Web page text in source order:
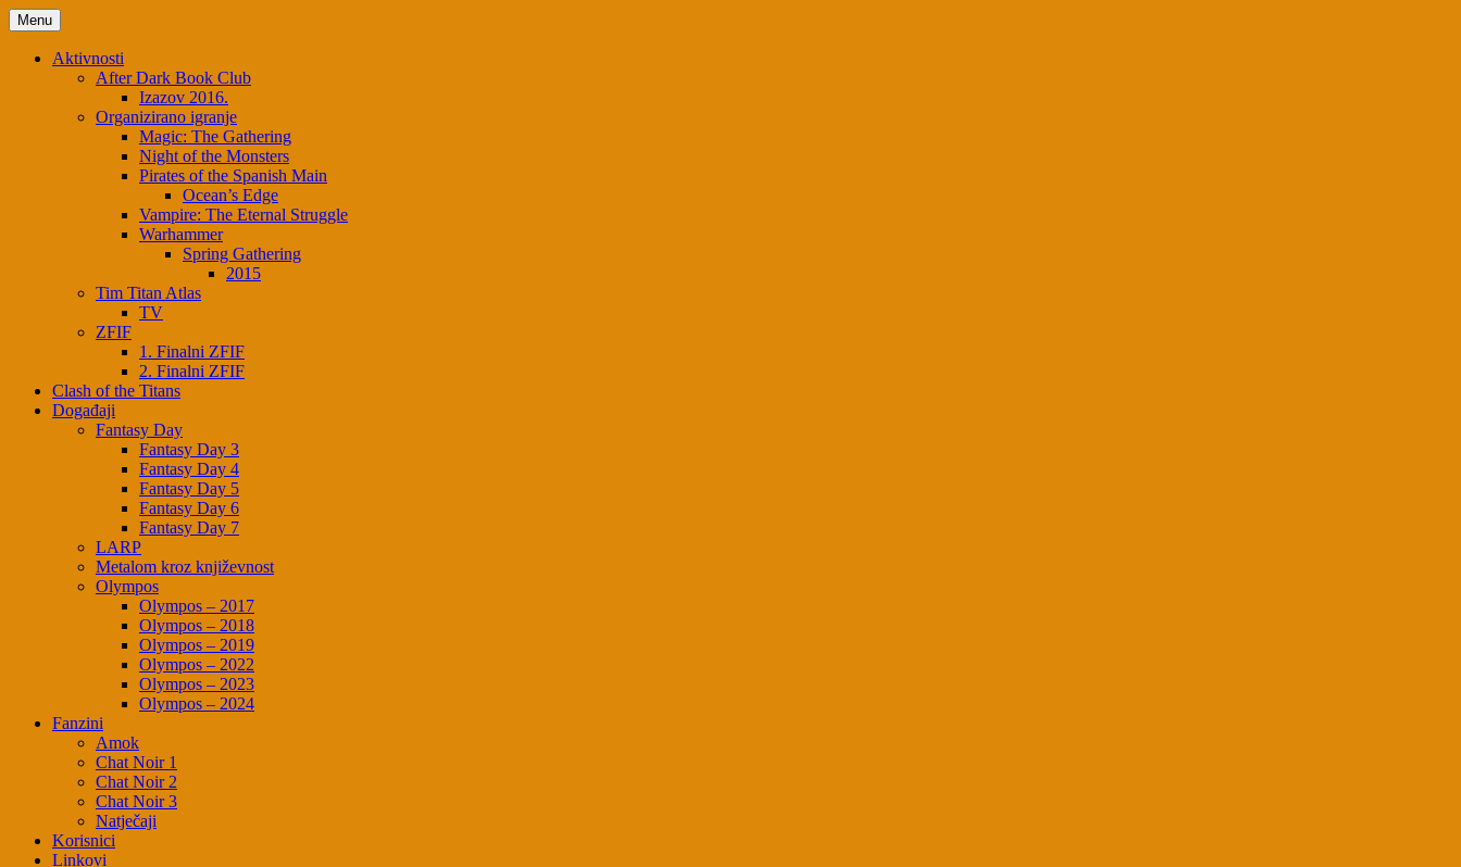
Skip
to
content
Menu
Aktivnosti
After Dark Book Club
Izazov 2016.
Organizirano igranje
Magic: The Gathering
Night of the Monsters
Pirates of the Spanish Main
Ocean’s Edge
Vampire: The Eternal Struggle
Warhammer
Spring Gathering
2015
Tim Titan Atlas
TV
ZFIF
1. Finalni ZFIF
2. Finalni ZFIF
Clash of the Titans
Događaji
Fantasy Day
Fantasy Day 3
Fantasy Day 4
Fantasy Day 5
Fantasy Day 6
Fantasy Day 7
LARP
Metalom kroz književnost
Olympos
Olympos – 2017
Olympos – 2018
Olympos – 2019
Olympos – 2022
Olympos – 2023
Olympos – 2024
Fanzini
Amok
Chat Noir 1
Chat Noir 2
Chat Noir 3
Natječaji
Korisnici
Linkovi